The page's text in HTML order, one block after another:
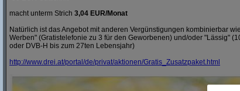
macht unterm Strich 3,04 EUR/Monat
Natürlich ist das Angebot mit anderen Vergünstigungen kombinierbar
Werben" (Gratistelefonie zu 3 für den Geworbenen) und/oder "Lässig"
oder DVB-H bis zum 27ten Lebensjahr)
http://www.drei.at/portal/de/privat/aktionen/Gratis_Zusatzpaket.html